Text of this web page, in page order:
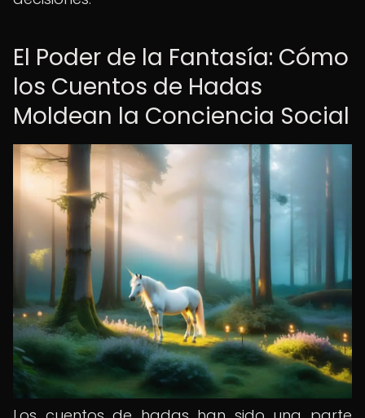
El Poder de la Fantasía: Cómo
los Cuentos de Hadas
Moldean la Conciencia Social